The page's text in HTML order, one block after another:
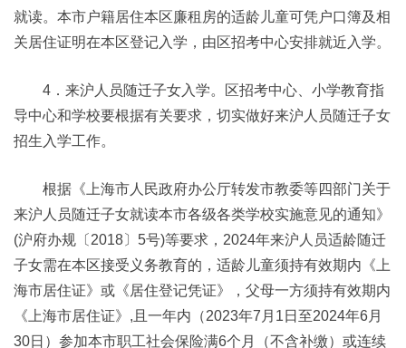
就读。本市户籍居住本区廉租房的适龄儿童可凭户口簿及相
关居住证明在本区登记入学，由区招考中心安排就近入学。
4．来沪人员随迁子女入学。区招考中心、小学教育指
导中心和学校要根据有关要求，切实做好来沪人员随迁子女
招生入学工作。
根据《上海市人民政府办公厅转发市教委等四部门关于
来沪人员随迁子女就读本市各级各类学校实施意见的通知》
(沪府办规〔2018〕5号)等要求，2024年来沪人员适龄随迁
子女需在本区接受义务教育的，适龄儿童须持有效期内《上
海市居住证》或《居住登记凭证》，父母一方须持有效期内
《上海市居住证》,且一年内（2023年7月1日至2024年6月
30日）参加本市职工社会保险满6个月（不含补缴）或连续